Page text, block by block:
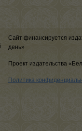
Сайт финансируется
день»
Проект издательства
Политика